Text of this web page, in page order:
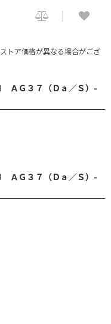
トア価格が異なる場合がござ
ＡＧ３７（Ｄａ／Ｓ）-
ＡＧ３７（Ｄａ／Ｓ）-